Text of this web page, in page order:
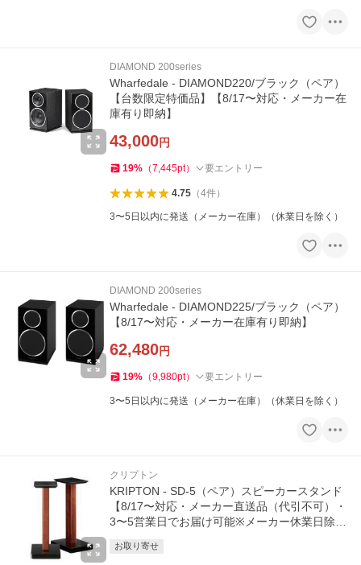
DIAMOND 200series
Wharfedale - DIAMOND220/ブラック（ペア）
【台数限定特価品】【8/17〜対応・メーカー在
庫有り即納】
43,000円
19% （7,445pt） 要エントリー
4.75（4件）
3〜5日以内に発送（メーカー在庫）（休業日を除く）
DIAMOND 200series
Wharfedale - DIAMOND225/ブラック（ペア）
【8/17〜対応・メーカー在庫有り即納】
62,480円
19% （9,980pt） 要エントリー
3〜5日以内に発送（メーカー在庫）（休業日を除く）
クリプトン
KRIPTON - SD-5（ペア）スピーカースタンド
【8/17〜対応・メーカー直送品（代引不可）・
3〜5営業日でお届け可能※メーカー休業日除
お取り寄せ